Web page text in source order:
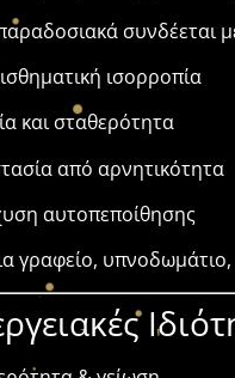
συνδέεται
ισορροπία
και σταθερότητα
από αρνητικότητα
αυτοπεποίθησης
γραφείο,